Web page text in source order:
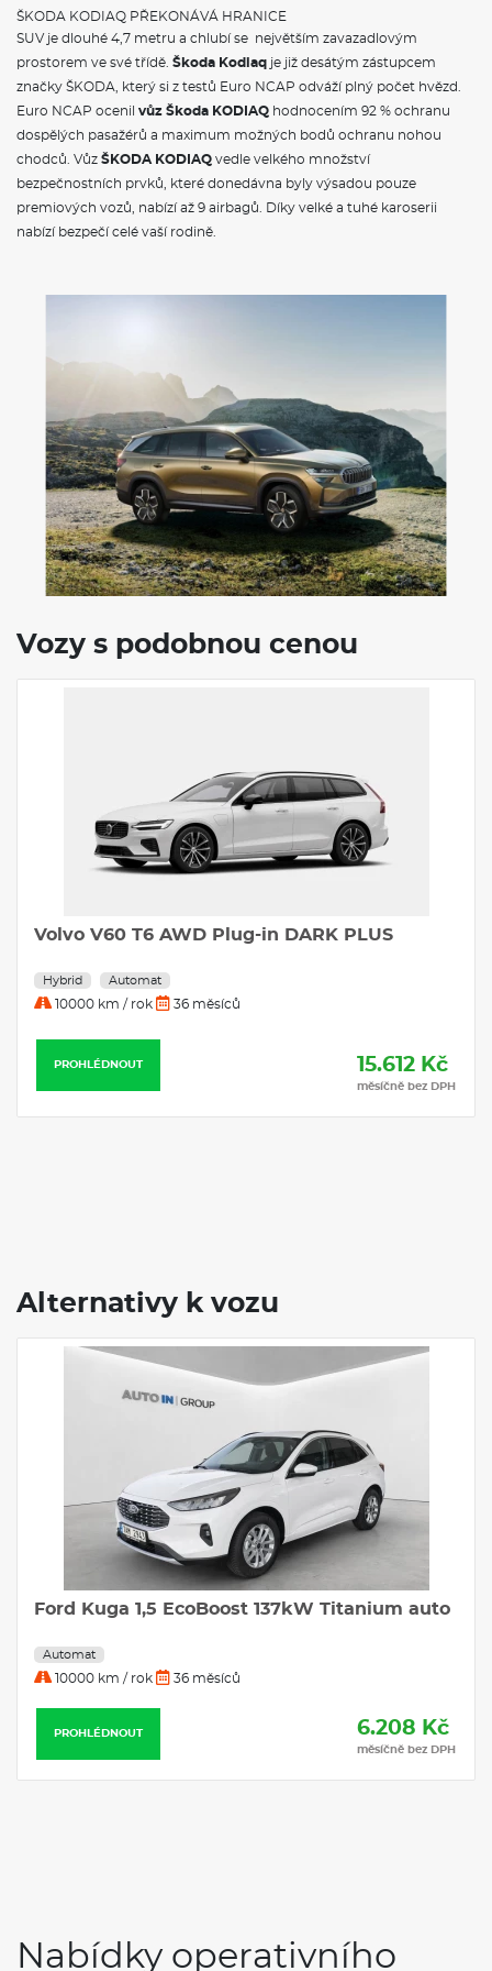
Front Assist - s upozorněním a zabrzděním při hrozící kolizi s
Světelný a dešťový senzor
Automatická regulace sklonu světlometů
Jednotónová siréna
Světla pro denní svícení s funkcí Coming Home a Leaving
Home
Prosvětlená maska chladiče
Systém Start/Stop
Škrabka na led ve víku palivové nádrže
Dva klíče dálkového centrálního zamykání
Pojištění skel
ŠKODA KODIAQ - VÝBAVA A BEZPEČNOST
Délka
4697 mm
Šířka
1882 mm
Výška
1676 mm
Rozvor
2791 mm
Světlá výška
194 mm
Objem zavaz. prostoru
Počet míst
5/7
Objem nádrže
58-60 l
VÝBAVA:
4X4
Klimatizace
Tažné zařízení
ŠKODA KODIAQ PŘEKONÁVÁ HRANICE
SUV je dlouhé 4,7 metru a chlubí se největším zavazadlovým
prostorem ve své třídě. Škoda Kodiaq je již desátým zástupcem
značky ŠKODA, který si z testů Euro NCAP odváží plný počet hvězd.
Euro NCAP ocenil vůz Škoda KODIAQ hodnocením 92 % ochranu
dospělých pasažérů a maximum možných bodů ochranu nohou
chodců. Vůz ŠKODA KODIAQ vedle velkého množství
bezpečnostních prvků, které donedávna byly výsadou pouze
premiových vozů, nabízí až 9 airbagů. Díky velké a tuhé karoserii
nabízí bezpečí celé vaší rodině.
Vozy s podobnou cenou
Volvo V60 T6 AWD Plug-in DARK PLUS
Hybrid Automat
10000 km / rok 36 měsíců
PROHLÉDNOUT 15.612 Kč
měsíčně bez DPH
Alternativy k vozu
Ford Kuga 1,5 EcoBoost 137kW Titanium auto
Automat
10000 km / rok 36 měsíců
PROHLÉDNOUT 6.208 Kč
měsíčně bez DPH
Nabídky operativního